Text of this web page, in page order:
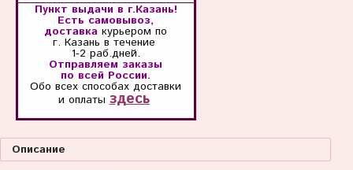
Пункт выдачи в г.Казань!
Есть самовывоз,
доставка курьером по
г. Казань в течение
1-2 раб.дней.
Отправляем заказы
по всей России.
Обо всех способахдоставки
и оплаты здесь
Описание